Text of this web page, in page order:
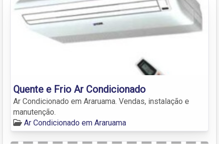
Quente e Frio Ar Condicionado
Ar Condicionado em Araruama. Vendas, instalação e
manutenção.
Ar Condicionado em Araruama